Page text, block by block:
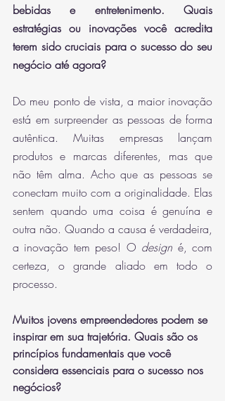
bebidas e entretenimento. Quais
estratégias ou inovações você acredita
terem sido cruciais para o sucesso do seu
negócio até agora?
Do meu ponto de vista, a maior inovação
está em surpreender as pessoas de forma
autêntica. Muitas empresas lançam
produtos e marcas diferentes, mas que
não têm alma. Acho que as pessoas se
conectam muito com a originalidade. Elas
sentem quando uma coisa é genuína e
outra não. Quando a causa é verdadeira,
a inovação tem peso! O design é, com
certeza, o grande aliado em todo o
processo.
Muitos jovens empreendedores podem se
inspirar em sua trajetória. Quais são os
princípios fundamentais que você
considera essenciais para o sucesso nos
negócios?